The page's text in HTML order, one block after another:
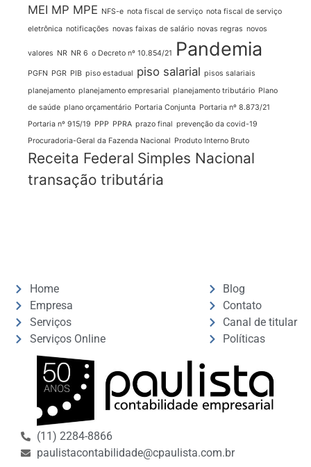
MEI MP MPE NFS-e nota fiscal de serviço nota fiscal de serviço
eletrônica notificações novas faixas de salário novas regras novos
valores NR NR 6 o Decreto nº 10.854/21 Pandemia
PGFN PGR PIB piso estadual piso salarial pisos salariais
planejamento planejamento empresarial planejamento tributário Plano
de saúde plano orçamentário Portaria Conjunta Portaria nº 8.873/21
Portaria nº 915/19 PPP PPRA prazo final prevenção da covid-19
Procuradoria-Geral da Fazenda Nacional Produto Interno Bruto
Receita Federal Simples Nacional
transação tributária
Home
Empresa
Serviços
Serviços Online
Blog
Contato
Canal de titular
Políticas
(11) 2284-8866
paulistacontabilidade@cpaulista.com.br